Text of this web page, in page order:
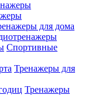
для дома
Спортивные
Тренажеры для
Тренажеры